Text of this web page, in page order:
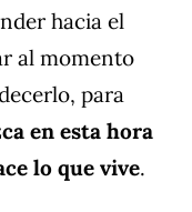
hacia el
al momento
para
en esta hora
lo que vive.